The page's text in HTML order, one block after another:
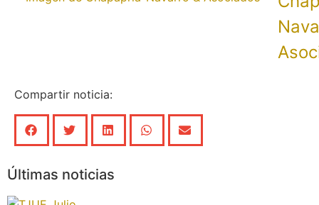
Compartir noticia:
Últimas noticias